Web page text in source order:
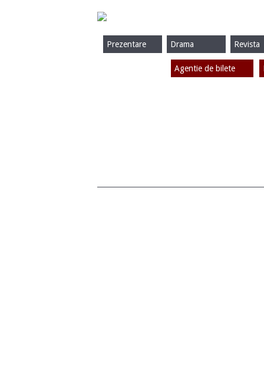
Revista
Drama
Prezentare
Agentie de bilete